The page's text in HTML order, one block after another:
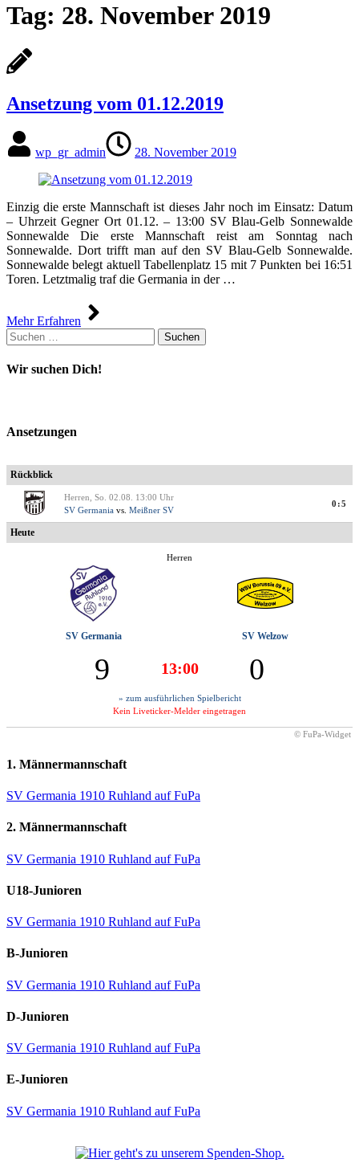
Tag: 28. November 2019
Ansetzung vom 01.12.2019
wp_gr_admin 28. November 2019
Einzig die erste Mannschaft ist dieses Jahr noch im Einsatz: Datum
– Uhrzeit Gegner Ort 01.12. – 13:00 SV Blau-Gelb Sonnewalde
Sonnewalde Die erste Mannschaft reist am Sonntag nach
Sonnewalde. Dort trifft man auf den SV Blau-Gelb Sonnewalde.
Sonnewalde belegt aktuell Tabellenplatz 15 mit 7 Punkten bei 16:51
Toren. Letztmalig traf die Germania in der …
Mehr Erfahren
Suchen
nach:
Wir suchen Dich!
Ansetzungen
Rückblick
Herren, So. 02.08. 13:00 Uhr
SV Germania vs. Meißner SV
0:5
Heute
Herren
SV Germania SV Welzow
9 13:00 0
» zum ausführlichen Spielbericht
Kein Liveticker-Melder eingetragen
© FuPa-Widget
1. Männermannschaft
SV Germania 1910 Ruhland auf FuPa
2. Männermannschaft
SV Germania 1910 Ruhland auf FuPa
U18-Junioren
SV Germania 1910 Ruhland auf FuPa
B-Junioren
SV Germania 1910 Ruhland auf FuPa
D-Junioren
SV Germania 1910 Ruhland auf FuPa
E-Junioren
SV Germania 1910 Ruhland auf FuPa